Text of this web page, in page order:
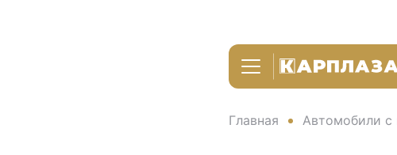
Главная Автомобили с